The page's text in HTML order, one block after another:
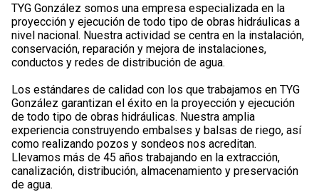
TYG González somos una empresa especializada en la
proyección y ejecución de todo tipo de obras hidráulicas a
nivel nacional. Nuestra actividad se centra en la instalación,
conservación, reparación y mejora de instalaciones,
conductos y redes de distribución de agua.
Los estándares de calidad con los que trabajamos en TYG
González garantizan el éxito en la proyección y ejecución
de todo tipo de obras hidráulicas. Nuestra amplia
experiencia construyendo embalses y balsas de riego, así
como realizando pozos y sondeos nos acreditan.
Llevamos más de 45 años trabajando en la extracción,
canalización, distribución, almacenamiento y preservación
de agua.